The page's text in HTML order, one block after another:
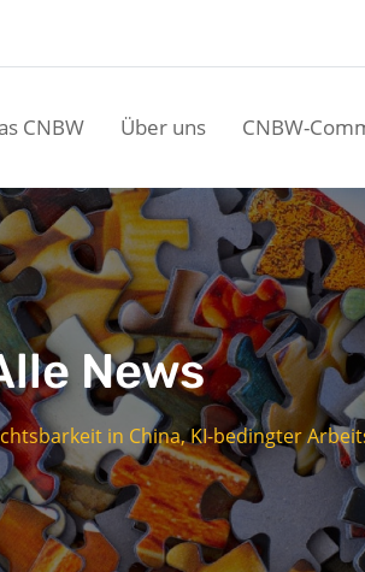
CNBW Über uns CNBW-
News
in China, KI-bedingter